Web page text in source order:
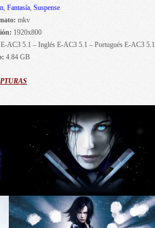
, Fantasía, Suspense
mkv
1920x800
AC3 5.1 – Inglés E-AC3 5.1 – Portugués E-AC3 5.1
4.84 GB